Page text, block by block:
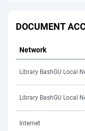
DOCUMENT
Network
Library BashGU Local
Library BashGU Local
Internet